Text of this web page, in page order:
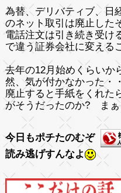
為替、デリバティブ、
のネット取引は廃止した
電話注文は引き続き受け
で違う証券会社に変える
去年の12月始めくらいか
然、気が付かなかった・
廃止すると手紙をくれた
がそうだったのか? まぁ
今日もポチたのむぞ
読み逃げすんなよ